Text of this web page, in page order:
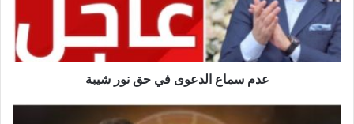
شيبة
عدم سماع الدعوى في حق نور شيبة